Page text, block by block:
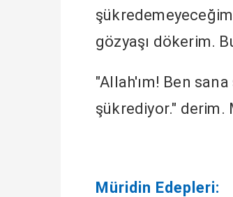
gözyaşı dökerim.
"Allah'ım! Ben
şükrediyor." derim.
Müridin Edepleri: